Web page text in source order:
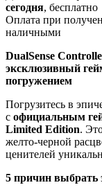
сегодня, бесплатно
Оплата при
наличными
DualSense
эксклюзивный
погружением
Погрузитесь в
с официальным
Limited Edition.
желто-черной
ценителей
5 причин выбрать